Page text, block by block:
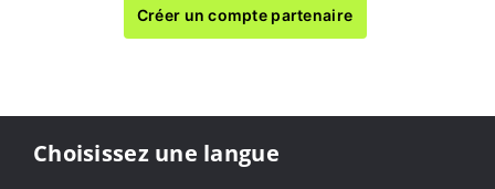
Créer un compte partenaire
Choisissez une langue